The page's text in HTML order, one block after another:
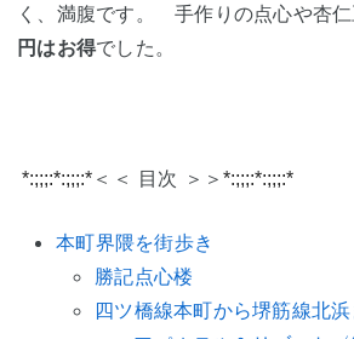
く、満腹です。 手作りの点心や杏
円はお得でした。
*:;;;:*:;;;:* ＜＜ 目次 ＞＞*:;;;:*:;;;:*
本町界隈を街歩き
勝記点心楼
四ツ橋線本町から堺筋線北